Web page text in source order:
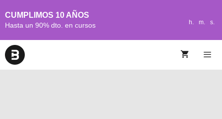
CUMPLIMOS 10 AÑOS
Hasta un 90% dto. en cursos h. m. s.